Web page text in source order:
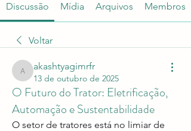
Discussão Mídia Arquivos Membros
Voltar
akashtyagimrfr
akashtyagimrfr
13 de outubro de 2025
O Futuro do Trator: Eletrificação,
Automação e Sustentabilidade
O setor de tratores está no limiar de